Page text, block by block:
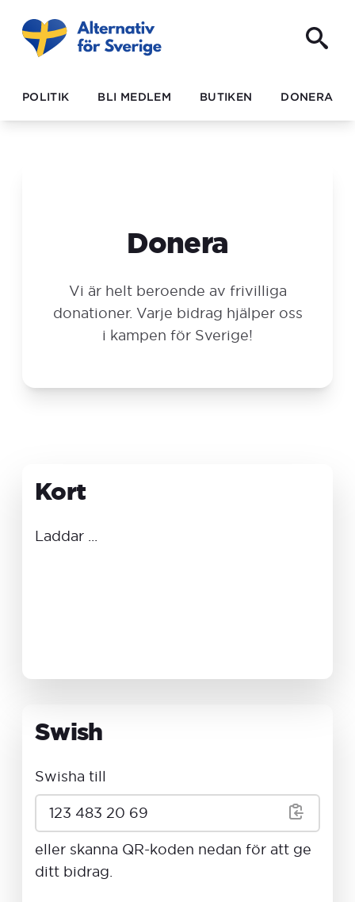
POLITIK BLI MEDLEM BUTIKEN DONERA
Donera
Vi är helt beroende av frivilliga
donationer. Varje bidrag hjälper oss
i kampen för Sverige!
Kort
Laddar ...
Swish
Swisha till
123 483 20 69
eller skanna QR-koden nedan för att ge
ditt bidrag.